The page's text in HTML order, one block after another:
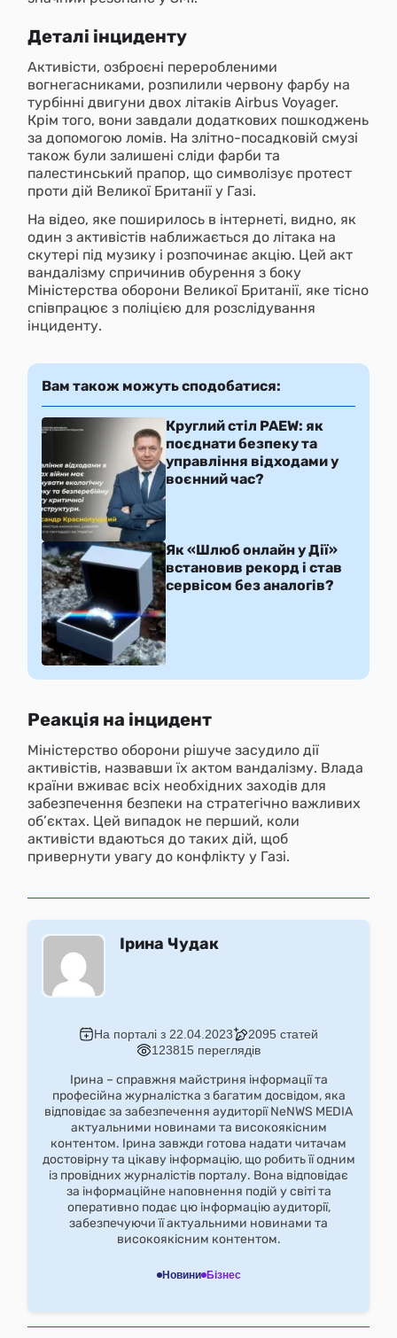
Деталі інциденту
Активісти, озброєні переробленими
вогнегасниками, розпилили червону фарбу на
турбінні двигуни двох літаків Airbus Voyager.
Крім того, вони завдали додаткових пошкоджень
за допомогою ломів. На злітно-посадковій смузі
також були залишені сліди фарби та
палестинський прапор, що символізує протест
проти дій Великої Британії у Газі.
На відео, яке поширилось в інтернеті, видно, як
один з активістів наближається до літака на
скутері під музику і розпочинає акцію. Цей акт
вандалізму спричинив обурення з боку
Міністерства оборони Великої Британії, яке тісно
співпрацює з поліцією для розслідування
інциденту.
Вам також можуть сподобатися:
Круглий стіл PAEW: як
поєднати безпеку та
управління відходами у
воєнний час?
Як «Шлюб онлайн у Дії»
встановив рекорд і став
сервісом без аналогів?
Реакція на інцидент
Міністерство оборони рішуче засудило дії
активістів, назвавши їх актом вандалізму. Влада
країни вживає всіх необхідних заходів для
забезпечення безпеки на стратегічно важливих
об’єктах. Цей випадок не перший, коли
активісти вдаються до таких дій, щоб
привернути увагу до конфлікту у Газі.
Ірина Чудак
На порталі з 22.04.2023
2095 статей
123815 переглядів
Ірина – справжня майстриня інформації та
професійна журналістка з багатим досвідом, яка
відповідає за забезпечення аудиторії NeNWS MEDIA
актуальними новинами та високоякісним
контентом. Ірина завжди готова надати читачам
достовірну та цікаву інформацію, що робить її одним
із провідних журналістів порталу. Вона відповідає
за інформаційне наповнення подій у світі та
оперативно подає цю інформацію аудиторії,
забезпечуючи її актуальними новинами та
високоякісним контентом.
Новини Бізнес